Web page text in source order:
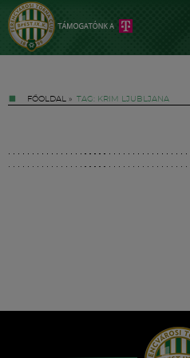
FŐOLDAL » TAG: KRIM LJUBLJANA
Hírek